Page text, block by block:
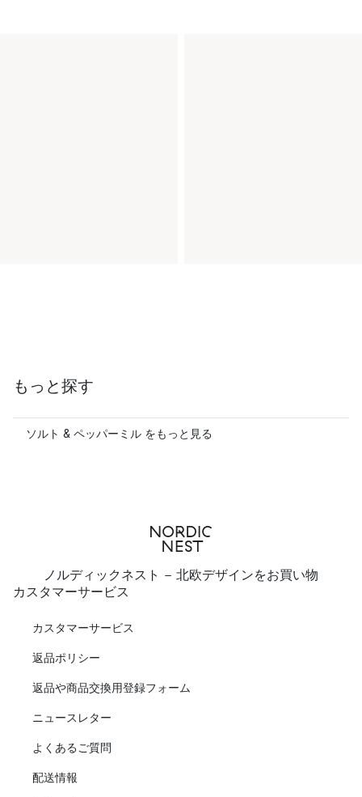
もっと探す
ソルト & ペッパーミル をもっと見る
ノルディックネスト - 北欧デザインをお買い物
カスタマーサービス
カスタマーサービス
返品ポリシー
返品や商品交換用登録フォーム
ニュースレター
よくあるご質問
配送情報